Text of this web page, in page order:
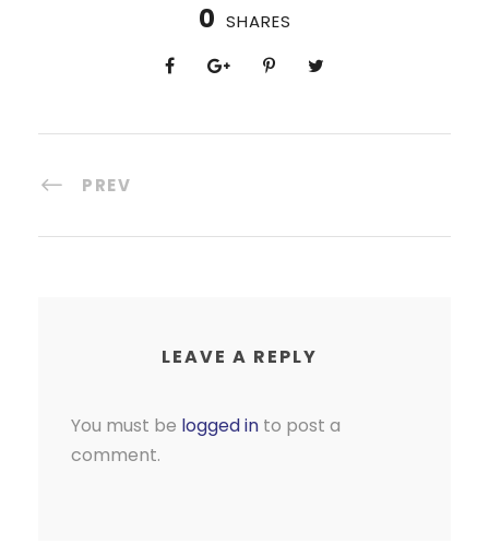
0 SHARES
PREV
LEAVE A REPLY
You must be logged in to post a
comment.